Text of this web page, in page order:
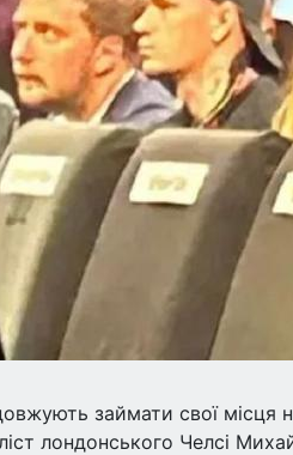
займати свої
лондонського Челсі